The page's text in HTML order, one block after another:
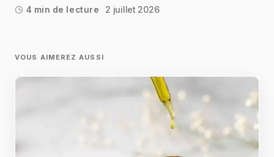
4 min de lecture 2 juillet 2026
VOUS AIMEREZ AUSSI